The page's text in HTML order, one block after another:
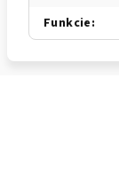
Funkcie: